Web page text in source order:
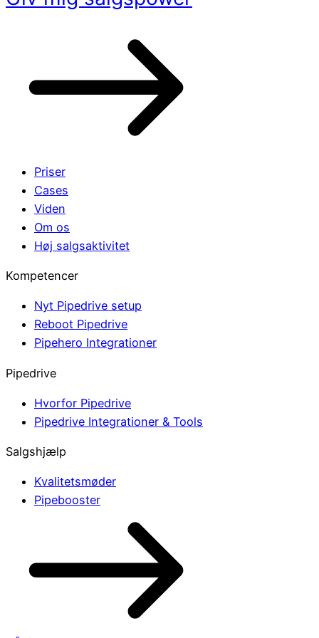
Priser
Cases
Viden
Om os
Høj salgsaktivitet
Kompetencer
Nyt Pipedrive setup
Reboot Pipedrive
Pipehero Integrationer
Pipedrive
Hvorfor Pipedrive
Pipedrive Integrationer & Tools
Salgshjælp
Kvalitetsmøder
Pipebooster